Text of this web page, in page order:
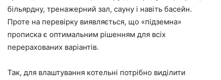
більярдну, тренажерний зал, сауну і навіть басейн.
Проте на перевірку виявляється, що «підземна»
прописка є оптимальним рішенням для всіх
перерахованих варіантів.
Так, для влаштування котельні потрібно виділити